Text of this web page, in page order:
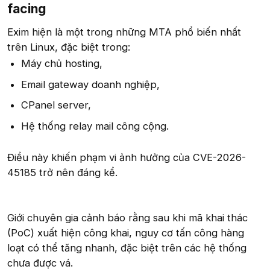
facing​
Exim hiện là một trong những MTA phổ biến nhất
trên Linux, đặc biệt trong:
Máy chủ hosting,
Email gateway doanh nghiệp,
CPanel server,
Hệ thống relay mail công cộng.
Điều này khiến phạm vi ảnh hưởng của CVE-2026-
45185 trở nên đáng kể.
Giới chuyên gia cảnh báo rằng sau khi mã khai thác
(PoC) xuất hiện công khai, nguy cơ tấn công hàng
loạt có thể tăng nhanh, đặc biệt trên các hệ thống
chưa được vá.